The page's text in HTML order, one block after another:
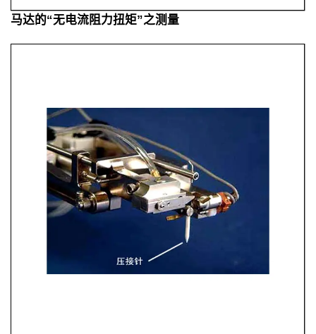
马达的“无电流阻力扭矩”之测量